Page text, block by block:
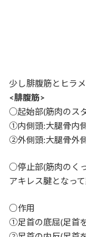
少し腓腹筋とヒラ
<腓腹筋>
○起始部(筋肉のス
①内側頭:大腿骨内
②外側頭:大腿骨外
○停止部(筋肉のく
アキレス腱となっ
○作用
①足首の底屈(足首